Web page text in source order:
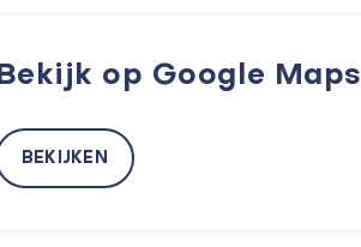
Bekijk op Google Maps
BEKIJKEN